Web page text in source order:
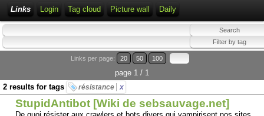
Links Login Tag cloud Picture wall Daily
Links per page: 20 50 100
page 1 / 1
2 results for tags
résistance x
StupidAntibot [Wiki de sebsauvage.net]